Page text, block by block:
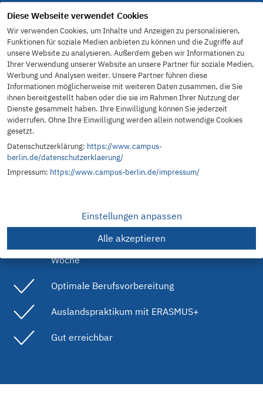
Diese Webseite verwendet Cookies
Wir verwenden Cookies, um Inhalte und Anzeigen zu personalisieren,
Funktionen für soziale Medien anbieten zu können und die Zugriffe auf
unsere Website zu analysieren. Außerdem geben wir Informationen zu
Ihrer Verwendung unserer Website an unsere Partner für soziale Medien,
Werbung und Analysen weiter. Unsere Partner führen diese
Informationen möglicherweise mit weiteren Daten zusammen, die Sie
ihnen bereitgestellt haben oder die sie im Rahmen Ihrer Nutzung der
Dienste gesammelt haben. Ihre Einwilligung können Sie jederzeit
widerrufen. Ohne Ihre Einwilligung werden allein notwendige Cookies
gesetzt.
Datenschutzerklärung: https://www.campus-
berlin.de/datenschutzerklaerung/
Impressum: https://www.campus-berlin.de/impressum/
Einstellungen anpassen
Alle akzeptieren
10 Gründe für eine Ausbildung bei Campus
Praxisorientierter Unterricht
Kein Unterrichtsausfall
Individuelle Betreuung durch erfahrene
Kostenfreies Office 365 Paket – auch privat
nutzbar
Modernste IT-Aus­stat­tung im Unter­richt
Modulsystem: Konzentration auf ein Fach pro
Woche
Optimale Berufsvorbereitung
Auslandspraktikum mit ERASMUS+
Gut erreichbar